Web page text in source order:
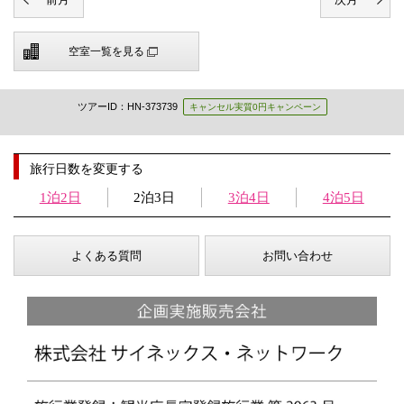
空室一覧を見る
ツアーID：HN-373739 キャンセル実質0円キャンペーン
旅行日数を変更する
1泊2日 2泊3日 3泊4日 4泊5日
よくある質問 お問い合わせ